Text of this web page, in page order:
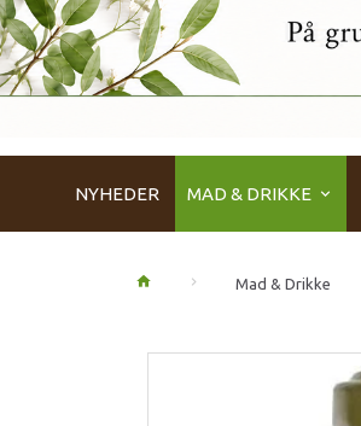
NYHEDER MAD & DRIKKE
Mad & Drikke